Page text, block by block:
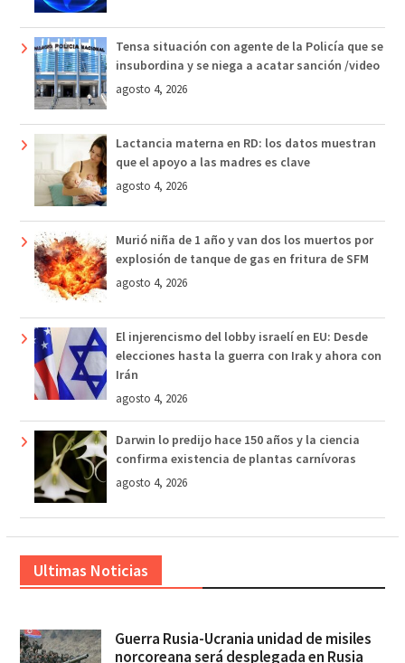
Tensa situación con agente de la Policía que se
insubordina y se niega a acatar sanción /video
agosto 4, 2026
Lactancia materna en RD: los datos muestran
que el apoyo a las madres es clave
agosto 4, 2026
Murió niña de 1 año y van dos los muertos por
explosión de tanque de gas en fritura de SFM
agosto 4, 2026
El injerencismo del lobby israelí en EU: Desde
elecciones hasta la guerra con Irak y ahora con
Irán
agosto 4, 2026
Darwin lo predijo hace 150 años y la ciencia
confirma existencia de plantas carnívoras
agosto 4, 2026
Ultimas Noticias
Guerra Rusia-Ucrania unidad de misiles
norcoreana será desplegada en Rusia